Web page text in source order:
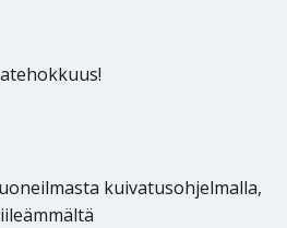
kuivatusohjelmalla,